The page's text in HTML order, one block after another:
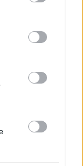
party tags to
below Google
τη μάχη
για νέα